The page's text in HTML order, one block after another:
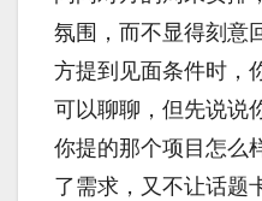
氛围，而不显得刻意
方提到见面条件时，
可以聊聊，但先说说
你提的那个项目怎么
了需求，又不让话题